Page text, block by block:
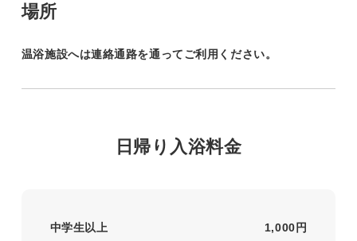
場所
温浴施設へは連絡通路を通ってご利用ください。
日帰り入浴料金
中学生以上 1,000円